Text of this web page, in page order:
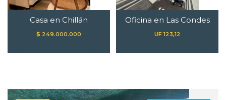
Casa en Chillán
$ 249.000.000
Oficina en Las Condes
UF 123,12